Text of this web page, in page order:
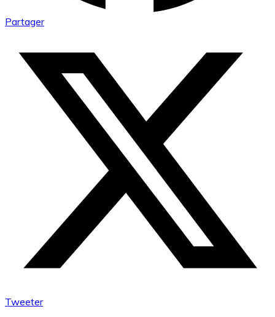
Partager
Tweeter